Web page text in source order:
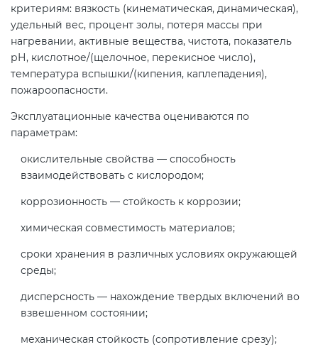
критериям: вязкость (кинематическая, динамическая),
удельный вес, процент золы, потеря массы при
нагревании, активные вещества, чистота, показатель
рН, кислотное/(щелочное, перекисное число),
температура вспышки/(кипения, каплепадения),
пожароопасности.
Эксплуатационные качества оцениваются по
параметрам:
окислительные свойства — способность
взаимодействовать с кислородом;
коррозионность — стойкость к коррозии;
химическая совместимость материалов;
сроки хранения в различных условиях окружающей
среды;
дисперсность — нахождение твердых включений во
взвешенном состоянии;
механическая стойкость (сопротивление срезу);